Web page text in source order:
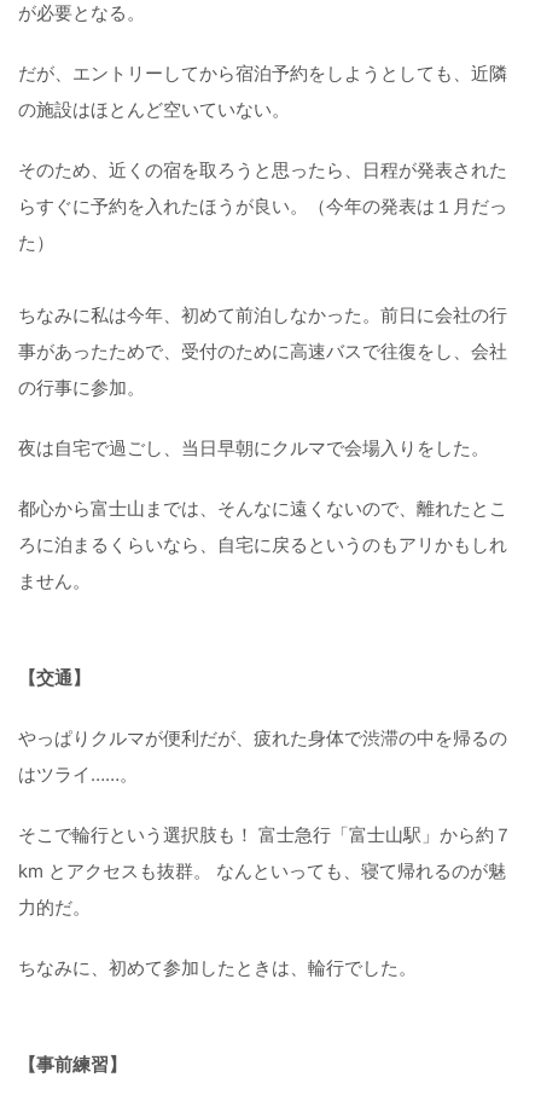
が必要となる。
だが、エントリーしてから宿泊予約をしようとしても、近隣
の施設はほとんど空いていない。
そのため、近くの宿を取ろうと思ったら、日程が発表された
らすぐに予約を入れたほうが良い。（今年の発表は１月だっ
た）
ちなみに私は今年、初めて前泊しなかった。前日に会社の行
事があったためで、受付のために高速バスで往復をし、会社
の行事に参加。
夜は自宅で過ごし、当日早朝にクルマで会場入りをした。
都心から富士山までは、そんなに遠くないので、離れたとこ
ろに泊まるくらいなら、自宅に戻るというのもアリかもしれ
ません。
【交通】
やっぱりクルマが便利だが、疲れた身体で渋滞の中を帰るの
はツライ……。
そこで輪行という選択肢も！ 富士急行「富士山駅」から約７
km とアクセスも抜群。 なんといっても、寝て帰れるのが魅
力的だ。
ちなみに、初めて参加したときは、輪行でした。
【事前練習】